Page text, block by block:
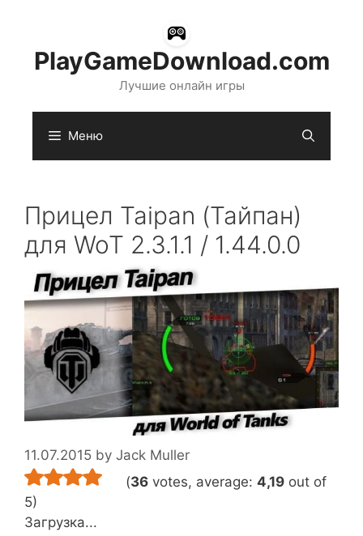
содержимому
PlayGameDownload.com
Лучшие онлайн игры
Меню
Прицел Taipan (Тайпан)
для WoT 2.3.1.1 / 1.44.0.0
11.07.2015 by Jack Muller
(36 votes, average: 4,19 out of
5)
Загрузка...